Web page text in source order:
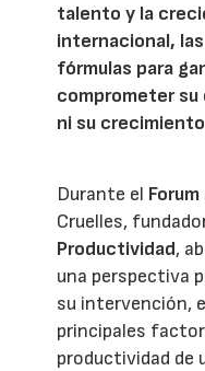
talento y la
internacional,
fórmulas para
comprometer su
ni su
Durante el
Cruelles,
Productividad,
una perspectiva
su intervención,
principales
productividad de